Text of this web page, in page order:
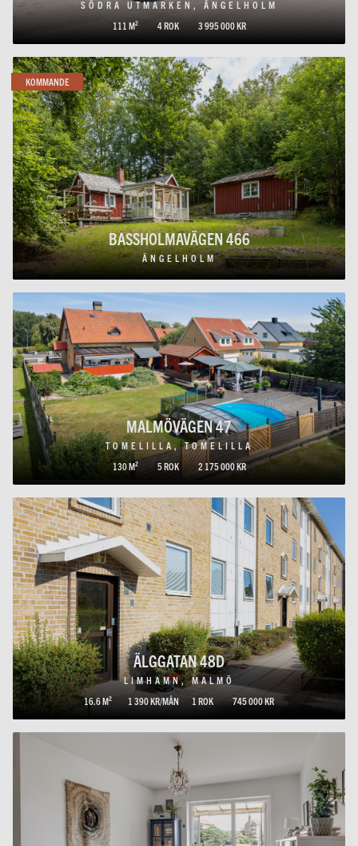
SÖDRA UTMARKEN, ÄNGELHOLM
111 M²
4 ROK 3 995 000 KR
BASSHOLMAVÄGEN 466
ÄNGELHOLM
KOMMANDE
MALMÖVÄGEN 47
TOMELILLA, TOMELILLA
130 M²
5 ROK 2 175 000 KR
ÄLGGATAN 48D
LIMHAMN, MALMÖ
16.6 M²
1 390 KR/MÅN 1 ROK 745 000 KR